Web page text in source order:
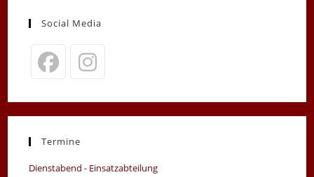
Social Media
in
new
in
new
Termine
Dienstabend - Einsatzabteilung